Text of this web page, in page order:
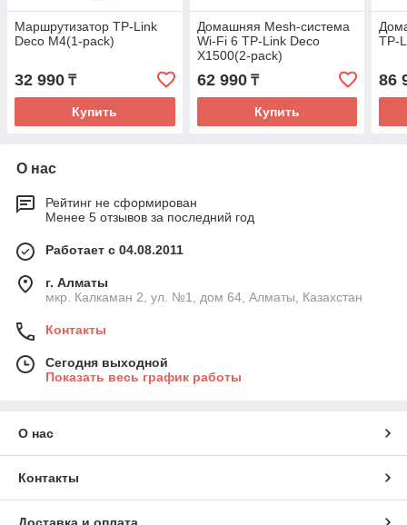
Маршрутизатор TP-Link
Deco M4(1-pack)
32 990 ₸
Купить
Домашняя Mesh-система
Wi-Fi 6 TP-Link Deco
X1500(2-pack)
62 990₸
Купить
TP-
86
О нас
Рейтинг не сформирован
Менее 5 отзывов за последний год
Работает с 04.08.2011
г. Алматы
мкр. Калкаман 2, ул. №1, дом 64, Алматы, Казахстан
Контакты
Сегодня выходной
Показать весь график работы
О нас
Контакты